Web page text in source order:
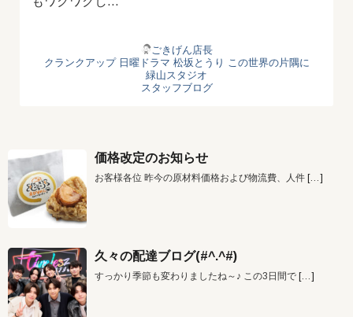
ごきげん店長
クランクアップ 日曜ドラマ 松坂とうり この世界の片隅に
緑山スタジオ
スタッフブログ
価格改定のお知らせ
お客様各位 昨今の原材料価格および物流費、人件 […]
久々の配達ブログ(#^.^#)
すっかり季節も変わりましたね～♪ この3日間で […]